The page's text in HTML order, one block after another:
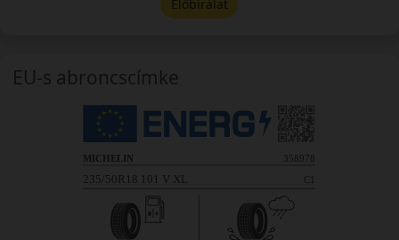
Előbírálat
EU-s abroncscímke